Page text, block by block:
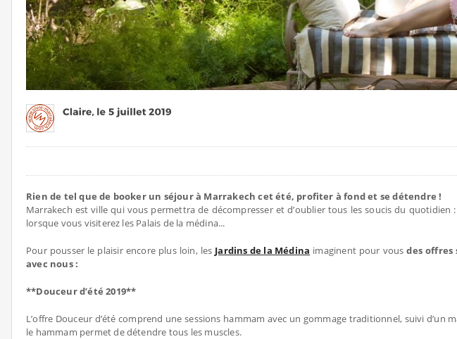
Rien de tel que de booker un séjour à Marrakech cet été, profiter à fond et se détendre !
Marrakech est ville qui vous permettra de décompresser et d’oublier tous les soucis du quotidien
lorsque vous visiterez les Palais de la médina...
Pour pousser le plaisir encore plus loin, les Jardins de la Médina imaginent pour vousdes offres
avec nous :
**Douceur d’été 2019**
L’offre Douceur d’été comprend une sessions hammam avec un gommage traditionnel, suivi d’un
le hammam permet de détendre tous les muscles.